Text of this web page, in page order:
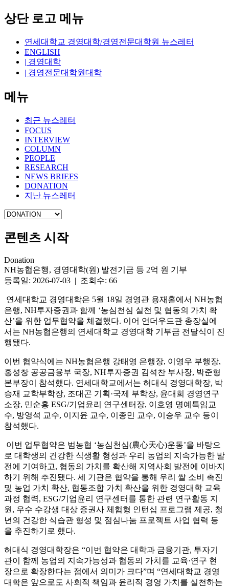
상단 로고 메뉴
연세대학교 경영대학/경영전문대학원 뉴스레터
ENGLISH
| 경영대학
| 경영전문대학원대학
메뉴
최근 뉴스레터
FOCUS
INTERVIEW
COLUMN
PEOPLE
RESEARCH
NEWS BRIEFS
DONATION
지난 뉴스레터
콘텐츠 시작
Donation
NH농협은행, 경영대학(원) 발전기금 등 2억 원 기부
등록일: 2026-07-03 | 조회수: 66
연세대학교 경영대학은 5월 18일 경영관 용재홀에서 NH농협
은행, NH투자증권과 함께 ‘농심천심 실천 및 협동의 가치 확
산’을 위한 업무협약을 체결했다. 이어 언더우드관 총장실에
서는 NH농협은행의 연세대학교 경영대학 기부금 전달식이 진
행됐다.
이번 협약식에는 NH농협은행 강태영 은행장, 이영우 부행장,
홍성창 공공금융부 국장, NH투자증권 김석찬 부사장, 박준형
본부장이 참석했다. 연세대학교에서는 허대식 경영대학장, 박
승재 교학부학장, 조대곤 기획·국제 부학장, 윤대희 경영연구
소장, 민순홍 ESG/기업윤리 연구센터장, 이호영 명예특임교
수, 방영석 교수, 이지윤 교수, 이종민 교수, 이승우 교수 등이
참석했다.
이번 업무협약은 범농협 ‘농심천심(農心天心)운동’을 바탕으
로 대학생의 건강한 식생활 형성과 우리 농업의 지속가능한 발
전에 기여하고, 협동의 가치를 확산해 지역사회 발전에 이바지
하기 위해 추진됐다. 세 기관은 협약을 통해 우리 쌀 소비 촉진
및 농업 가치 확산, 협동조합 가치 확산을 위한 경영대학 교육
과정 협력, ESG/기업윤리 연구센터를 통한 관련 연구활동 지
원, 우수 수강생 대상 증권사 체험형 인턴십 프로그램 제공, 청
년의 건강한 식습관 형성 및 점심나눔 프로젝트 사업 협력 등
을 추진하기로 했다.
허대식 경영대학장은 “이번 협약은 대학과 금융기관, 투자기
관이 함께 농업의 지속가능성과 협동의 가치를 교육·연구 현
장으로 확장한다는 점에서 의미가 크다”며 “연세대학교 경영
대학은 앞으로도 사회적 책임과 윤리적 경영 가치를 실천하는